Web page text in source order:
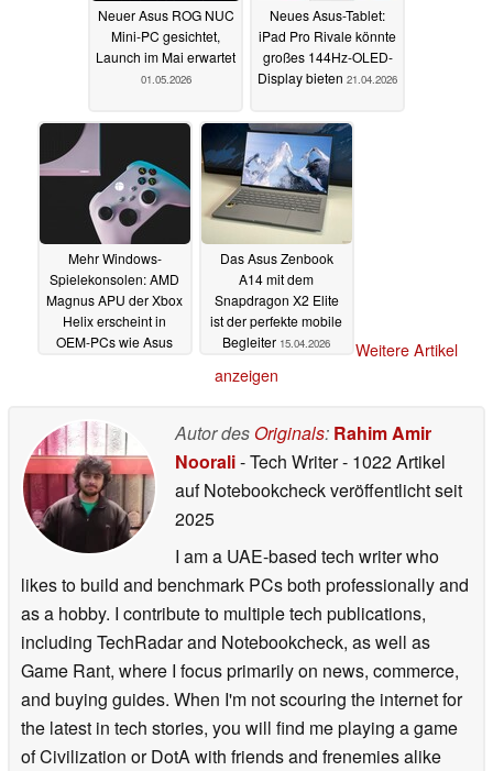
Neuer Asus ROG NUC
Mini-PC gesichtet,
Launch im Mai erwartet
01.05.2026
Neues Asus-Tablet:
iPad Pro Rivale könnte
großes 144Hz-OLED-
Display bieten 21.04.2026
Mehr Windows-
Spielekonsolen: AMD
Magnus APU der Xbox
Helix erscheint in
OEM-PCs wie Asus
Das Asus Zenbook
A14 mit dem
Snapdragon X2 Elite
ist der perfekte mobile
Begleiter 15.04.2026
Weitere Artikel
anzeigen
Autor des Originals: Rahim Amir
Noorali- Tech Writer- 1022 Artikel
auf Notebookcheck veröffentlichtseit
2025
I am a UAE-based tech writer who
likes to build and benchmark PCs both professionally and
as a hobby. I contribute to multiple tech publications,
including TechRadar and Notebookcheck, as well as
Game Rant, where I focus primarily on news, commerce,
and buying guides. When I'm not scouring the internet for
the latest in tech stories, you will find me playing a game
of Civilization or DotA with friends and frenemies alike